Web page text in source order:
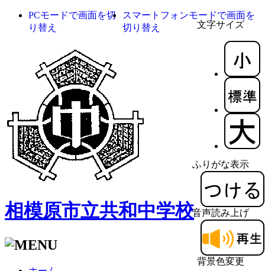
文字サイズ
ふりがな表示
音声読み上げ
背景色変更
PCモードで画面を切
り替え
スマートフォンモードで画面を
切り替え
相模原市立共和中学校